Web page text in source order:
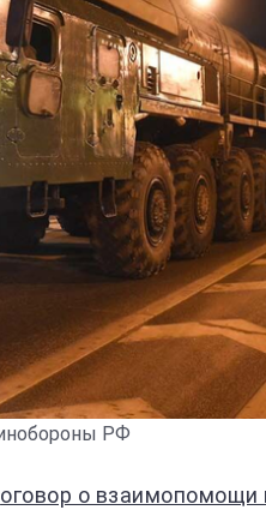
РФ
о взаимопомощи при